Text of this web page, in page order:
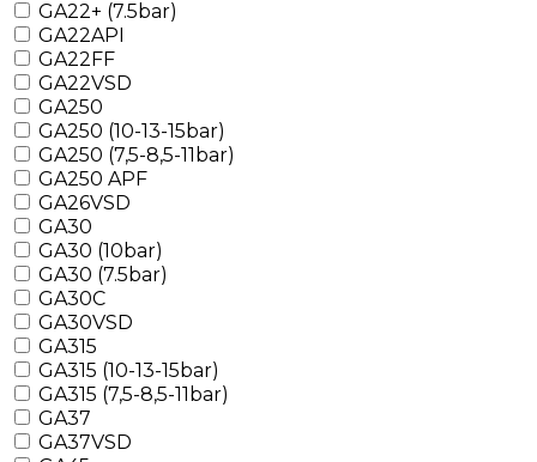
GA22+ (7.5bar)
GA22API
GA22FF
GA22VSD
GA250
GA250 (10-13-15bar)
GA250 (7,5-8,5-11bar)
GA250 APF
GA26VSD
GA30
GA30 (10bar)
GA30 (7.5bar)
GA30C
GA30VSD
GA315
GA315 (10-13-15bar)
GA315 (7,5-8,5-11bar)
GA37
GA37VSD